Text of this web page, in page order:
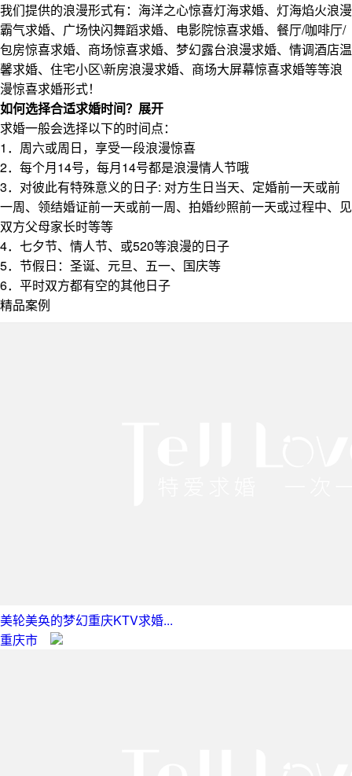
我们提供的浪漫形式有：海洋之心惊喜灯海求婚、灯海焰火浪漫
霸气求婚、广场快闪舞蹈求婚、电影院惊喜求婚、餐厅/咖啡厅/
包房惊喜求婚、商场惊喜求婚、梦幻露台浪漫求婚、情调酒店温
馨求婚、住宅小区\新房浪漫求婚、商场大屏幕惊喜求婚等等浪
漫惊喜求婚形式！
如何选择合适求婚时间？ 展开
求婚一般会选择以下的时间点：
1．周六或周日，享受一段浪漫惊喜
2．每个月14号，每月14号都是浪漫情人节哦
3．对彼此有特殊意义的日子: 对方生日当天、定婚前一天或前
一周、领结婚证前一天或前一周、拍婚纱照前一天或过程中、见
双方父母家长时等等
4．七夕节、情人节、或520等浪漫的日子
5．节假日：圣诞、元旦、五一、国庆等
6．平时双方都有空的其他日子
精品案例
美轮美奂的梦幻重庆KTV求婚...
重庆市